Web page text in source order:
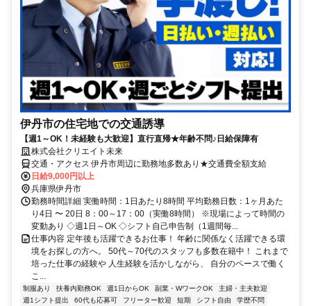
伊丹市の住宅地での交通誘導
【週1～OK！未経験も大歓迎】直行直帰★年齢不問♪日給保障有
株式会社クリエイト未来
交通・アクセス 伊丹市周辺に勤務地多数あり★交通費全額支給
日給9,000円以上
兵庫県伊丹市
勤務時間詳細 実働時間：1日あたり8時間 平均勤務日数：1ヶ月あた
り4日 〜 20日 8：00～17：00（実働8時間） ※現場によって時間の
変動あり ◇週1日～OK ◇シフト自己申告制（1週間毎...
仕事内容 定年後も活躍できるお仕事！ 年齢に関係なく活躍できる環
境をお探しの方へ。 50代～70代のスタッフも多数在籍中！ これまで
培った仕事の経験や 人生経験を活かしながら、 自分のペースで働く
こ...
制服あり 扶養内勤務OK 週1日からOK 副業・WワークOK
主婦・主夫歓迎
週1シフト提出
60代も応募可 フリーター歓迎 短期 シフト自由
学歴不問